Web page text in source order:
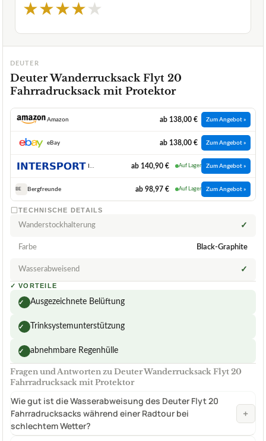
★★★★★
DEUTER
Deuter Wanderrucksack Flyt 20
Fahrradrucksack mit Protektor
Amazon ab 138,00 € Zum Angebot »
eBay ab 138,00 € Zum Angebot »
INTERSPORT ab 140,90 € Auf Lager Zum Angebot »
BE Bergfreunde ab 98,97 € Auf Lager Zum Angebot »
TECHNISCHE DETAILS
Wanderstockhalterung ✓
Farbe Black-Graphite
Wasserabweisend ✓
✓ VORTEILE
✓ Ausgezeichnete Belüftung
✓ Trinksystemunterstützung
✓ abnehmbare Regenhülle
Fragen und Antworten zu Deuter Wanderrucksack Flyt 20
Fahrradrucksack mit Protektor
Wie gut ist die Wasserabweisung des Deuter Flyt 20
Fahrradrucksacks während einer Radtour bei
schlechtem Wetter?
+